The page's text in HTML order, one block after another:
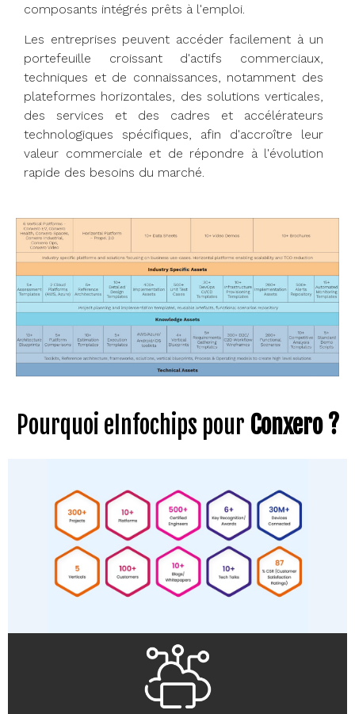
composants intégrés prêts à l'emploi.
Les entreprises peuvent accéder facilement à un
portefeuille croissant d'actifs commerciaux,
techniques et de connaissances, notamment des
plateformes horizontales, des solutions verticales,
des services et des cadres et accélérateurs
technologiques spécifiques, afin d'accroître leur
valeur commerciale et de répondre à l'évolution
rapide des besoins du marché.
Pourquoi eInfochips pour Conxero ?